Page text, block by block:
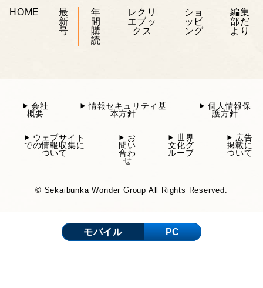
HOME
最
新
号
年
間
購
読
レクリ
エブッ
クス
ショ
ッピ
ング
編集
部だ
より
会社
概要
情報セキュリティ基
本方針
個人情報保
護方針
ウェブサイト
での情報収集に
ついて
お
問い
合わ
せ
世界
文化グ
ループ
広告
掲載に
ついて
© Sekaibunka Wonder Group All Rights Reserved.
モバイル PC